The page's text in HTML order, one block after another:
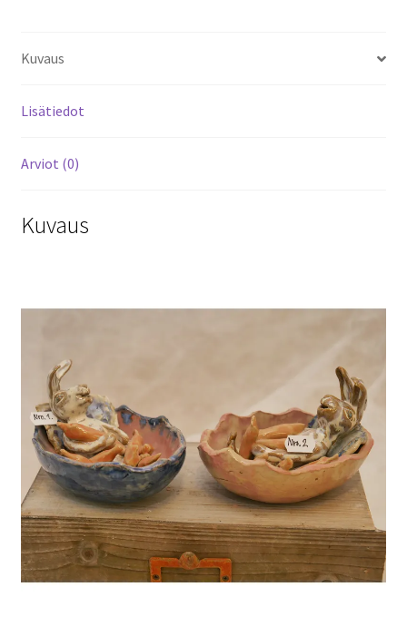
Kuvaus
Lisätiedot
Arviot (0)
Kuvaus